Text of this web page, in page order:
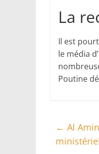
La
Il est
le média
Poutine
← Al